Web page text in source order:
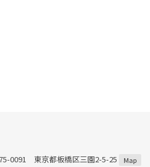
0091 東京都板橋区三園2-5-25 Map